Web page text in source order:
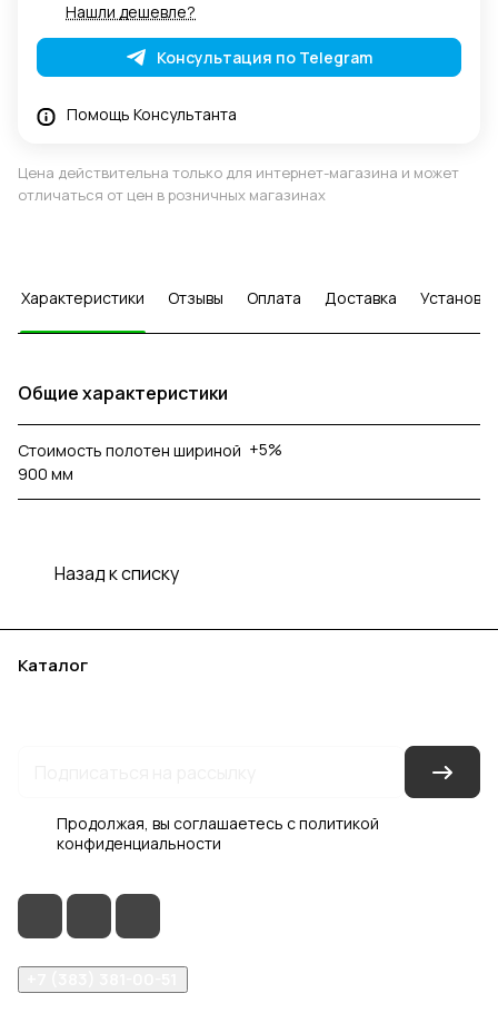
Нашли дешевле?
Консультация по Telegram
Помощь Консультанта
Цена действительна только для интернет-магазина и может
отличаться от цен в розничных магазинах
Характеристики Отзывы Оплата Доставка Установка
Общие характеристики
Стоимость полотен шириной
900 мм
+5%
Назад к списку
Каталог
Продолжая, вы соглашаетесь сполитикой
конфиденциальности